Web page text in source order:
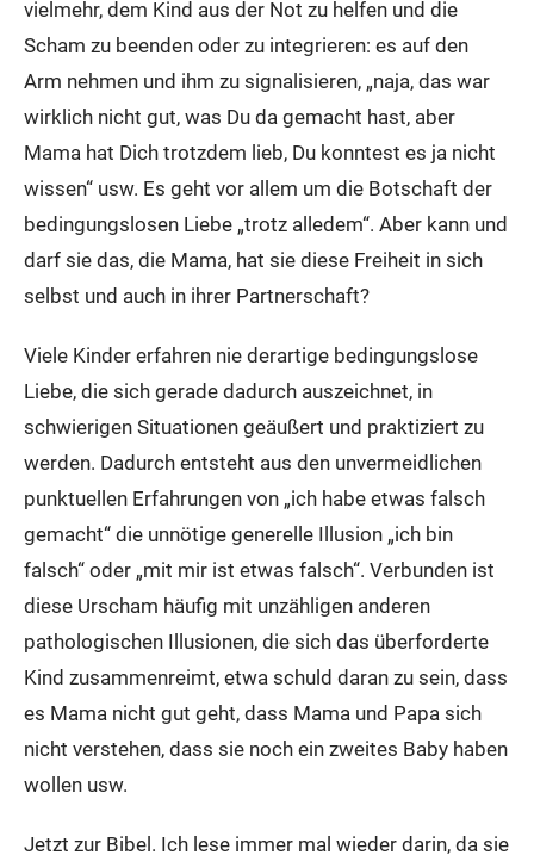
vielmehr, dem Kind aus der Not zu helfen und die
Scham zu beenden oder zu integrieren: es auf den
Arm nehmen und ihm zu signalisieren, „naja, das war
wirklich nicht gut, was Du da gemacht hast, aber
Mama hat Dich trotzdem lieb, Du konntest es ja nicht
wissen“ usw. Es geht vor allem um die Botschaft der
bedingungslosen Liebe „trotz alledem“. Aber kann und
darf sie das, die Mama, hat sie diese Freiheit in sich
selbst und auch in ihrer Partnerschaft?
Viele Kinder erfahren nie derartige bedingungslose
Liebe, die sich gerade dadurch auszeichnet, in
schwierigen Situationen geäußert und praktiziert zu
werden. Dadurch entsteht aus den unvermeidlichen
punktuellen Erfahrungen von „ich habe etwas falsch
gemacht“ die unnötige generelle Illusion „ich bin
falsch“ oder „mit mir ist etwas falsch“. Verbunden ist
diese Urscham häufig mit unzähligen anderen
pathologischen Illusionen, die sich das überforderte
Kind zusammenreimt, etwa schuld daran zu sein, dass
es Mama nicht gut geht, dass Mama und Papa sich
nicht verstehen, dass sie noch ein zweites Baby haben
wollen usw.
Jetzt zur Bibel. Ich lese immer mal wieder darin, da sie